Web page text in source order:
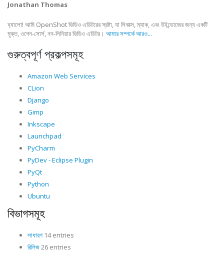
Jonathan Thomas
হ্যালো! আমি OpenShot ভিডিও এডিটরের স্রষ্টা, যা লিনাক্স, ম্যাক, এবং উইন্ডোজের জন্য একটি
মুক্ত, ওপেন-সোর্স, নন-লিনিয়ার ভিডিও এডিটর। আমার সম্পর্কে আরও...
গুরুত্বপূর্ণ প্রকল্পসমূহ
Amazon Web Services
CLion
Django
Gimp
Inkscape
Launchpad
PyCharm
PyDev - Eclipse Plugin
PyQt
Python
Ubuntu
বিভাগসমূহ
সাধারণ 14 entries
রিলিজ26 entries